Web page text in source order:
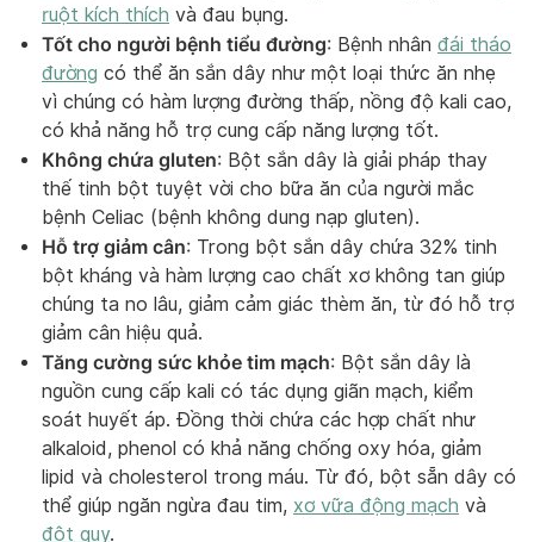
ruột kích thích và đau bụng.
Tốt cho người bệnh tiểu đường: Bệnh nhân đái tháo
đường có thể ăn sắn dây như một loại thức ăn nhẹ
vì chúng có hàm lượng đường thấp, nồng độ kali cao,
có khả năng hỗ trợ cung cấp năng lượng tốt.
Không chứa gluten: Bột sắn dây là giải pháp thay
thế tinh bột tuyệt vời cho bữa ăn của người mắc
bệnh Celiac (bệnh không dung nạp gluten).
Hỗ trợ giảm cân: Trong bột sắn dây chứa 32% tinh
bột kháng và hàm lượng cao chất xơ không tan giúp
chúng ta no lâu, giảm cảm giác thèm ăn, từ đó hỗ trợ
giảm cân hiệu quả.
Tăng cường sức khỏe tim mạch: Bột sắn dây là
nguồn cung cấp kali có tác dụng giãn mạch, kiểm
soát huyết áp. Đồng thời chứa các hợp chất như
alkaloid, phenol có khả năng chống oxy hóa, giảm
lipid và cholesterol trong máu. Từ đó, bột sẵn dây có
thể giúp ngăn ngừa đau tim, xơ vữa động mạch và
đột quỵ.